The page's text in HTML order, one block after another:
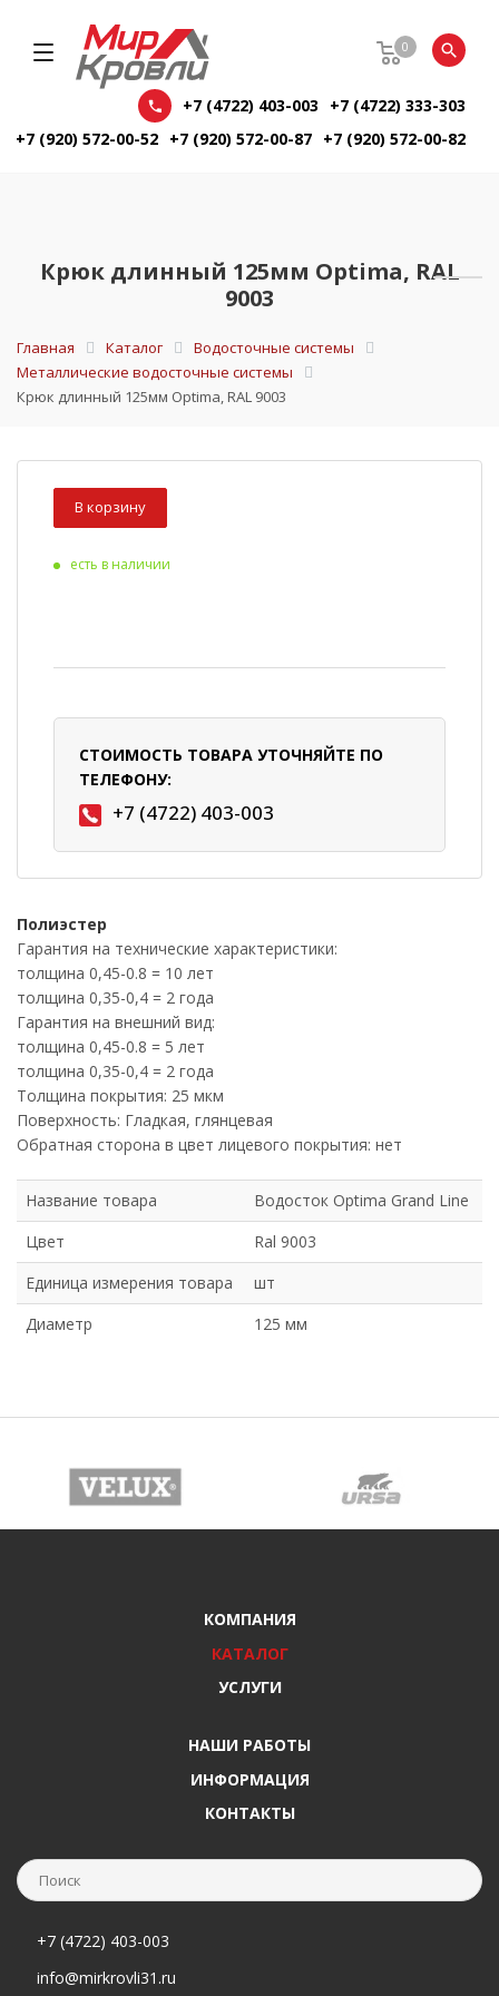
0
+7 (4722) 403-003
+7 (4722) 333-303
+7 (920) 572-00-52 +7 (920) 572-00-87 +7 (920) 572-00-82
Крюк длинный 125мм Optima, RAL
9003
Главная Каталог
Водосточные системы
Металлические водосточные системы
Крюк длинный 125мм Optima, RAL 9003
В корзину
есть в наличии
СТОИМОСТЬ ТОВАРА УТОЧНЯЙТЕ ПО
ТЕЛЕФОНУ:
+7 (4722) 403-003
Полиэстер
Гарантия на технические характеристики:
толщина 0,45-0.8 = 10 лет
толщина 0,35-0,4 = 2 года
Гарантия на внешний вид:
толщина 0,45-0.8 = 5 лет
толщина 0,35-0,4 = 2 года
Толщина покрытия: 25 мкм
Поверхность: Гладкая, глянцевая
Обратная сторона в цвет лицевого покрытия: нет
Название товара
Водосток Optima Grand Line
Цвет
Ral 9003
Единица измерения товара
шт
Диаметр
125 мм
КОМПАНИЯ
КАТАЛОГ
УСЛУГИ
НАШИ РАБОТЫ
ИНФОРМАЦИЯ
КОНТАКТЫ
+7 (4722) 403-003
info@mirkrovli31.ru